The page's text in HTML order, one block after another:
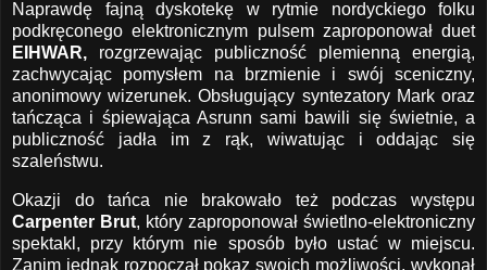
Naprawdę fajną dyskotekę w rytmie nordyckiego folku
podkręconego elektronicznym pulsem zaproponował duet
EIHWAR, rozgrzewając publiczność plemienną energią,
zachwycając pomysłem na brzmienie i swój sceniczny,
anonimowy wizerunek. Obsługujący syntezatory Mark oraz
tańcząca i śpiewająca Asrunn sami bawili się świetnie, a
publiczność jadła im z rąk, wiwatując i oddając się
szaleństwu.
Okazji do tańca nie brakowało też podczas występu
Carpenter Brut, który zaproponował świetlno-elektroniczny
spektakl, przy którym nie sposób było ustać w miejscu.
Zanim jednak rozpoczął pokaz swoich możliwości, wykonał